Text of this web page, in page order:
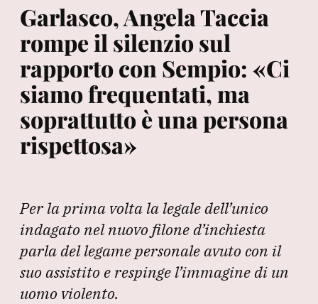
Garlasco, Angela Taccia
rompe il silenzio sul
rapporto con Sempio: «Ci
siamo frequentati, ma
soprattutto è una persona
rispettosa»
Per la prima volta la legale dell’unico
indagato nel nuovo filone d’inchiesta
parla del legame personale avuto con il
suo assistito e respinge l’immagine di un
uomo violento.